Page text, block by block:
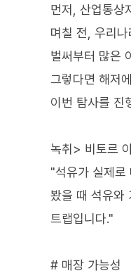
먼저, 산업통상
며칠 전, 우리
벌써부터 많은
그렇다면 해저
이번 탐사를 진
녹취> 비토르
"석유가 실제로
봤을 때 석유와
트랩입니다."
# 매장 가능성